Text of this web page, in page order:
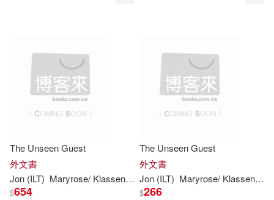
The Unseen Guest
外文書
Jon (ILT) Maryrose/ Klassen Wood
$654
The Unseen Guest
外文書
Jon (ILT) Maryrose/ Klassen
$266